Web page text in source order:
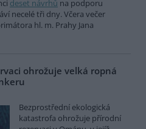
deset návrhů na podporu
necelé tři dny. Včera večer
hl. m. Prahy Jana
ohrožuje velká ropná
Bezprostřední ekologická
katastrofa ohrožuje přírodní